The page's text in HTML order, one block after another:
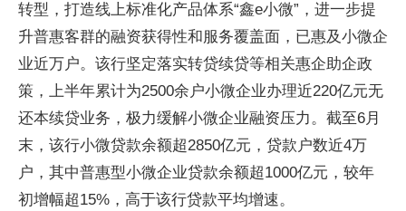
转型，打造线上标准化产品体系“鑫e小微”，进一步提
升普惠客群的融资获得性和服务覆盖面，已惠及小微企
业近万户。该行坚定落实转贷续贷等相关惠企助企政
策，上半年累计为2500余户小微企业办理近220亿元无
还本续贷业务，极力缓解小微企业融资压力。截至6月
末，该行小微贷款余额超2850亿元，贷款户数近4万
户，其中普惠型小微企业贷款余额超1000亿元，较年
初增幅超15%，高于该行贷款平均增速。